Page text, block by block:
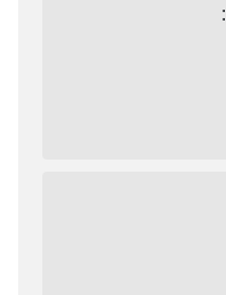
: